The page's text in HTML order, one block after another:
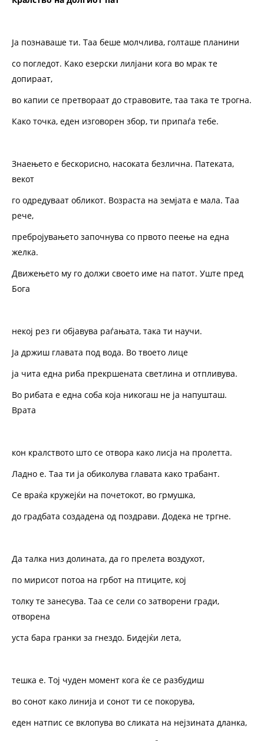
Ја познаваше ти. Таа беше молчлива, голташе планини
со погледот. Како езерски лилјани кога во мрак те
допираат,
во капии се претвoраат до стравовите, таа така те трогна.
Како точка, еден изговорен збор, ти припаѓа тебе.
Знаењето е бескорисно, насоката безлична. Патеката,
векот
го одредуваат обликот. Возраста на земјата е мала. Таа
рече,
пребројувањето започнува со првото пеење на една
желка.
Движењето му го должи своето име на патот. Уште пред
Бога
некој рез ги објавува раѓањата, така ти научи.
Ја држиш главата под вода. Во твоето лице
ја чита една риба прекршената светлина и отпливува.
Во рибата е една соба која никогаш не ја напушташ.
Врата
кон кралството што се отвора како лисја на пролетта.
Ладно е. Таа ти ја обиколува главата како трабант.
Се враќа кружејќи на почетокот, во грмушка,
до градбата создадена од поздрави. Додека не тргне.
Да талка низ долината, да го прелета воздухот,
по мирисот потоа на грбот на птиците, кој
толку те занесува. Таа се сели со затворени гради,
отворенa
уста бара гранки за гнездо. Бидејќи лета,
тешка е. Тој чуден момент кога ќе се разбудиш
во сонот како линија и сонот ти се покорува,
еден натпис се вклопува во сликата на нејзината дланка,